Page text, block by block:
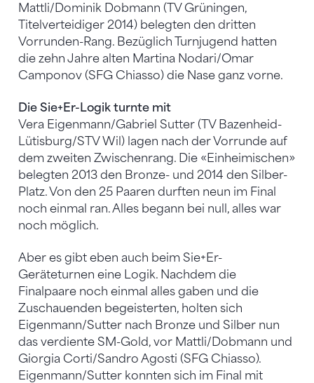
Mattli/Dominik Dobmann (TV Grüningen,
Titelverteidiger 2014) belegten den dritten
Vorrunden-Rang. Bezüglich Turnjugend hatten
die zehn Jahre alten Martina Nodari/Omar
Camponov (SFG Chiasso) die Nase ganz vorne.
Die Sie+Er-Logik turnte mit
Vera Eigenmann/Gabriel Sutter (TV Bazenheid-
Lütisburg/STV Wil) lagen nach der Vorrunde auf
dem zweiten Zwischenrang. Die «Einheimischen»
belegten 2013 den Bronze- und 2014 den Silber-
Platz. Von den 25 Paaren durften neun im Final
noch einmal ran. Alles begann bei null, alles war
noch möglich.
Aber es gibt eben auch beim Sie+Er-
Geräteturnen eine Logik. Nachdem die
Finalpaare noch einmal alles gaben und die
Zuschauenden begeisterten, holten sich
Eigenmann/Sutter nach Bronze und Silber nun
das verdiente SM-Gold, vor Mattli/Dobmann und
Giorgia Corti/Sandro Agosti (SFG Chiasso).
Eigenmann/Sutter konnten sich im Final mit